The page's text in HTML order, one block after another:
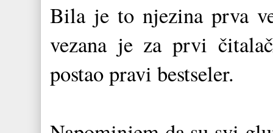
Bila je to njezina prva
vezana je za prvi
postao pravi bestseler.